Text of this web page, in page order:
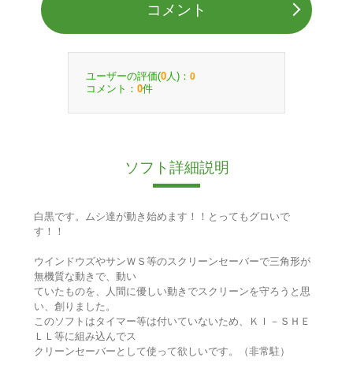
コメント
ユーザーの評価(0 人)： 0
コメント： 0件
ソフト詳細説明
白黒です。ムシ達が動き始めます！！とってもグロいで
す！！
ウインドウズやサンＷＳ等のスクリーンセーバーで三角形が
無機質な動きで、動い
ていたものを、人間に優しい動きでスクリーンを守ろうと思
い、創りました。
このソフトはタイマー等は付いていないため、ＫＩ－ＳＨＥ
ＬＬ等に組み込んでス
クリーンセーバーとして使って欲しいです。（非常駐）